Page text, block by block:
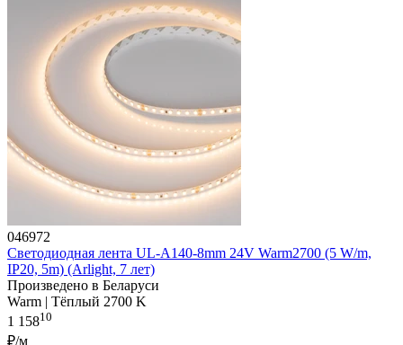
046972
Светодиодная лента UL-A140-8mm 24V Warm2700 (5 W/m,
IP20, 5m) (Arlight, 7 лет)
Произведено в Беларуси
Warm | Тёплый 2700 K
1 15810
₽/м